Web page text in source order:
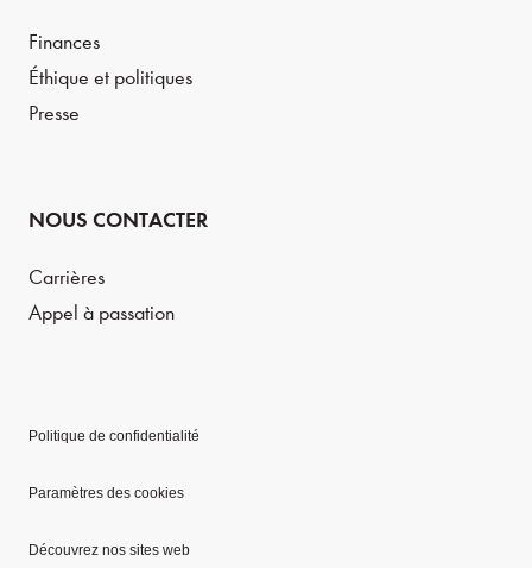
Finances
Éthique et politiques
Presse
NOUS CONTACTER
Carrières
Appel à passation
Politique de confidentialité
Paramètres des cookies
Découvrez nos sites web